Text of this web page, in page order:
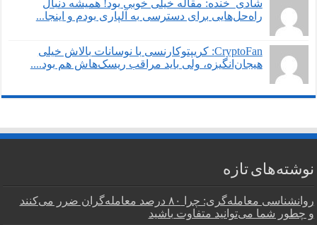
شادی_خنده: مقاله خیلی خوبی بود! همیشه دنبال
راه‌حل‌هایی برای دسترسی به آلپاری بودم و اینجا...
CryptoFan: کریپتوکارنسی با نوسانات بالاش خیلی
هیجان‌انگیزه، ولی باید مراقب ریسک‌هاش هم بود....
نوشته‌های تازه
روانشناسی معامله‌گری: چرا ۸۰ درصد معامله‌گران ضرر می‌کنند
و چطور شما می‌توانید متفاوت باشید